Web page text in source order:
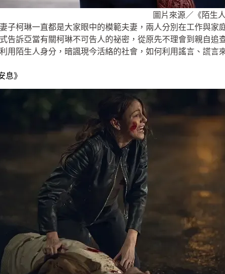
圖片來源／《陌生
子柯琳一直都是大家眼中的模範夫妻，兩人分別在工作與
告訴亞當有關柯琳不可告人的祕密，從原先不理會到親自
用陌生人身分，暗諷現今活絡的社會，如何利用謠言、謊言
息》